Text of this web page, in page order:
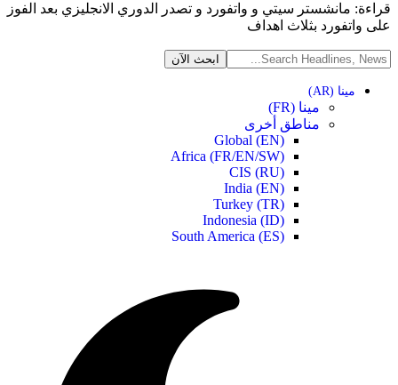
قراءة: مانشستر سيتي و واتفورد و تصدر الدوري الانجليزي بعد الفوز
على واتفورد بثلاث اهداف
مينا (AR)
مينا (FR)
مناطق أخرى
Global (EN)
Africa (FR/EN/SW)
CIS (RU)
India (EN)
Turkey (TR)
Indonesia (ID)
South America (ES)